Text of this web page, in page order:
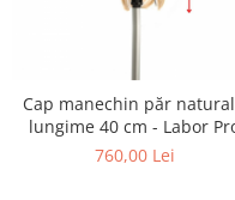
Perii de par
Bijuterii par
Cleme de par
Cap manechin păr
lungime 40 cm - Labor
760,00 Lei